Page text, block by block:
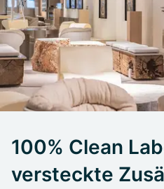
100% Clean
versteckte